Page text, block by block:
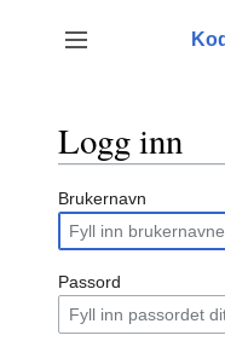
innhold
Vis/skjul sidefelt
Logg inn
Brukernavn
Passord